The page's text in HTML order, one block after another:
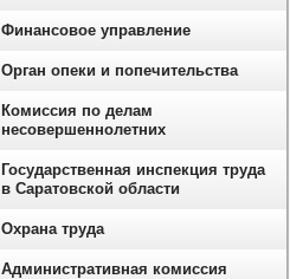
Финансовое управление
Орган опеки и попечительства
Комиссия по делам
несовершеннолетних
Государственная инспекция труда
в Саратовской области
Охрана труда
Административная комиссия